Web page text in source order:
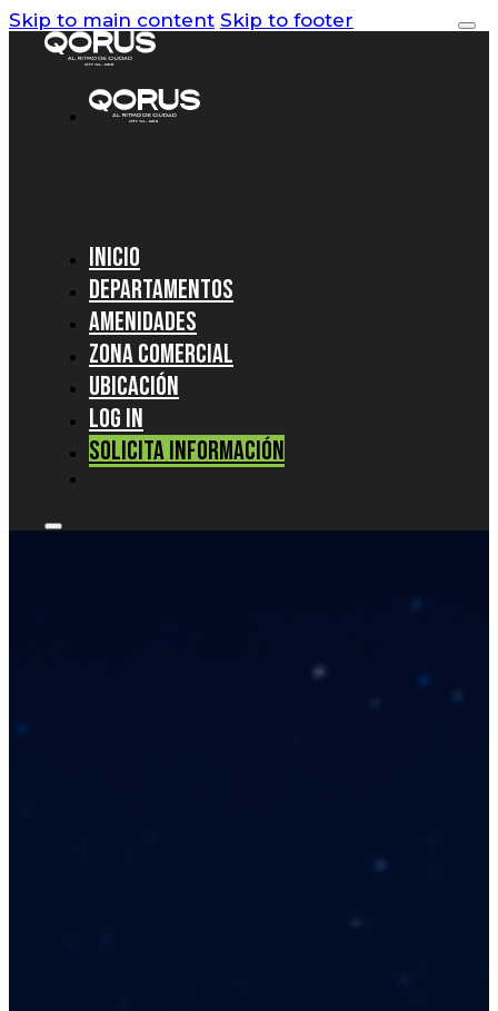
Skip to main content Skip to footer
Inicio
Departamentos
Amenidades
Zona Comercial
Ubicación
Log In
Solicita información